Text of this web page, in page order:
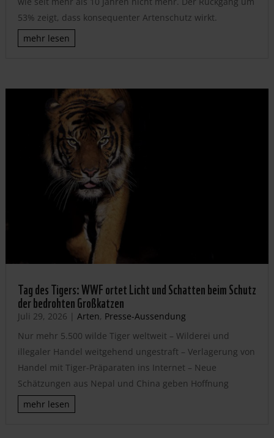
53% zeigt, dass konsequenter Artenschutz wirkt.
mehr lesen
Tag des Tigers: WWF ortet Licht und Schatten beim Schutz
der bedrohten Großkatzen
Juli 29, 2026 | Arten, Presse-Aussendung
Nur mehr 5.500 wilde Tiger weltweit – Wilderei und
illegaler Handel weitgehend ungestraft – Verlagerung von
Handel mit Tiger-Präparaten ins Internet – Neue
Schätzungen aus Nepal und China geben Hoffnung
mehr lesen